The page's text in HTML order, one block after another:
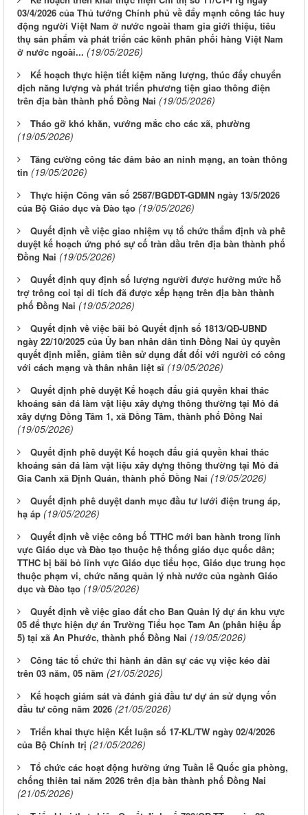
03/4/2026 của Thủ tướng Chính phủ về đẩy mạnh công tác huy
động người Việt Nam ở nước ngoài tham gia giới thiệu, tiêu
thụ sản phẩm và phát triển các kênh phân phối hàng Việt Nam
ở nước ngoài... (19/05/2026)
Kế hoạch thực hiện tiết kiệm năng lượng, thúc đẩy chuyển
dịch năng lượng và phát triển phương tiện giao thông điện
trên địa bàn thành phố Đồng Nai (19/05/2026)
Tháo gỡ khó khăn, vướng mắc cho các xã, phường
(19/05/2026)
Tăng cường công tác đảm bảo an ninh mạng, an toàn thông
tin (19/05/2026)
Thực hiện Công văn số 2587/BGDĐT-GDMN ngày 13/5/2026
của Bộ Giáo dục và Đào tạo (19/05/2026)
Quyết định về việc giao nhiệm vụ tổ chức thẩm định và phê
duyệt kế hoạch ứng phó sự cố tràn dầu trên địa bàn thành phố
Đồng Nai (19/05/2026)
Quyết định quy định số lượng người được hưởng mức hỗ
trợ trông coi tại di tích đã được xếp hạng trên địa bàn thành
phố Đồng Nai (19/05/2026)
Quyết định về việc bãi bỏ Quyết định số 1813/QĐ-UBND
ngày 22/10/2025 của Ủy ban nhân dân tỉnh Đồng Nai ủy quyền
quyết định miễn, giảm tiền sử dụng đất đối với người có công
với cách mạng và thân nhân liệt sĩ (19/05/2026)
Quyết định phê duyệt Kế hoạch đấu giá quyền khai thác
khoáng sản đá làm vật liệu xây dựng thông thường tại Mỏ đá
xây dựng Đồng Tâm 1, xã Đồng Tâm, thành phố Đồng Nai
(19/05/2026)
Quyết định phê duyệt Kế hoạch đấu giá quyền khai thác
khoáng sản đá làm vật liệu xây dựng thông thường tại Mỏ đá
Gia Canh xã Định Quán, thành phố Đồng Nai (19/05/2026)
Quyết định phê duyệt danh mục đầu tư lưới điện trung áp,
hạ áp (19/05/2026)
Quyết định về việc công bố TTHC mới ban hành trong lĩnh
vực Giáo dục và Đào tạo thuộc hệ thống giáo dục quốc dân;
TTHC bị bãi bỏ lĩnh vực Giáo dục tiểu học, Giáo dục trung học
thuộc phạm vi, chức năng quản lý nhà nước của ngành Giáo
dục và Đào tạo (19/05/2026)
Quyết định về việc giao đất cho Ban Quản lý dự án khu vực
05 để thực hiện dự án Trường Tiểu học Tam An (phân hiệu ấp
5) tại xã An Phước, thành phố Đồng Nai (19/05/2026)
Công tác tổ chức thi hành án dân sự các vụ việc kéo dài
trên 03 năm, 05 năm (21/05/2026)
Kế hoạch giám sát và đánh giá đầu tư dự án sử dụng vốn
đầu tư công năm 2026 (21/05/2026)
Triển khai thực hiện Kết luận số 17-KL/TW ngày 02/4/2026
của Bộ Chính trị (21/05/2026)
Tổ chức các hoạt động hưởng ứng Tuần lễ Quốc gia phòng,
chống thiên tai năm 2026 trên địa bàn thành phố Đồng Nai
(21/05/2026)